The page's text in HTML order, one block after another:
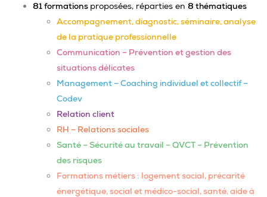
81 formations proposées, réparties en 8 thématiques
Accompagnement, diagnostic, séminaire, analyse
de la pratique professionnelle
Communication – Prévention et gestion des
situations délicates
Management – Coaching individuel et collectif –
Codev
Relation client
RH – Relations sociales
Santé – Sécurité au travail – QVCT – Prévention
des risques
Formations métiers : logement social, précarité
énergétique, social et médico-social, santé, aide à